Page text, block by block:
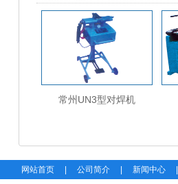
常州UN3型对焊机
网站首页 公司简介 新闻中心